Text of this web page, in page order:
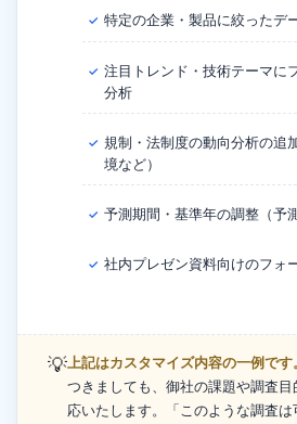
✓ 特定の企業・製品に絞ったデ
✓ 注目トレンド・技術テーマに
分析
✓ 規制・法制度の動向分析の追
境など）
✓ 予測期間・基準年の調整（予
✓ 社内プレゼン資料向けのフ
💡上記はカスタマイズ内容の一例です。
つきましても、御社の課題や調査
応いたします。「このような調査